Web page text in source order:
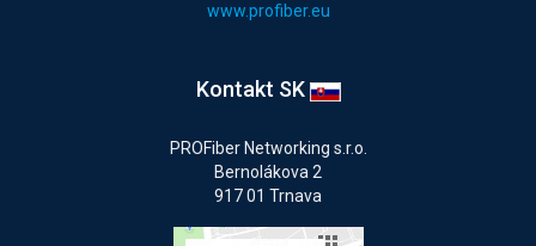
www.profiber.eu
Kontakt SK
PROFiber Networking s.r.o.
Bernolákova 2
917 01 Trnava